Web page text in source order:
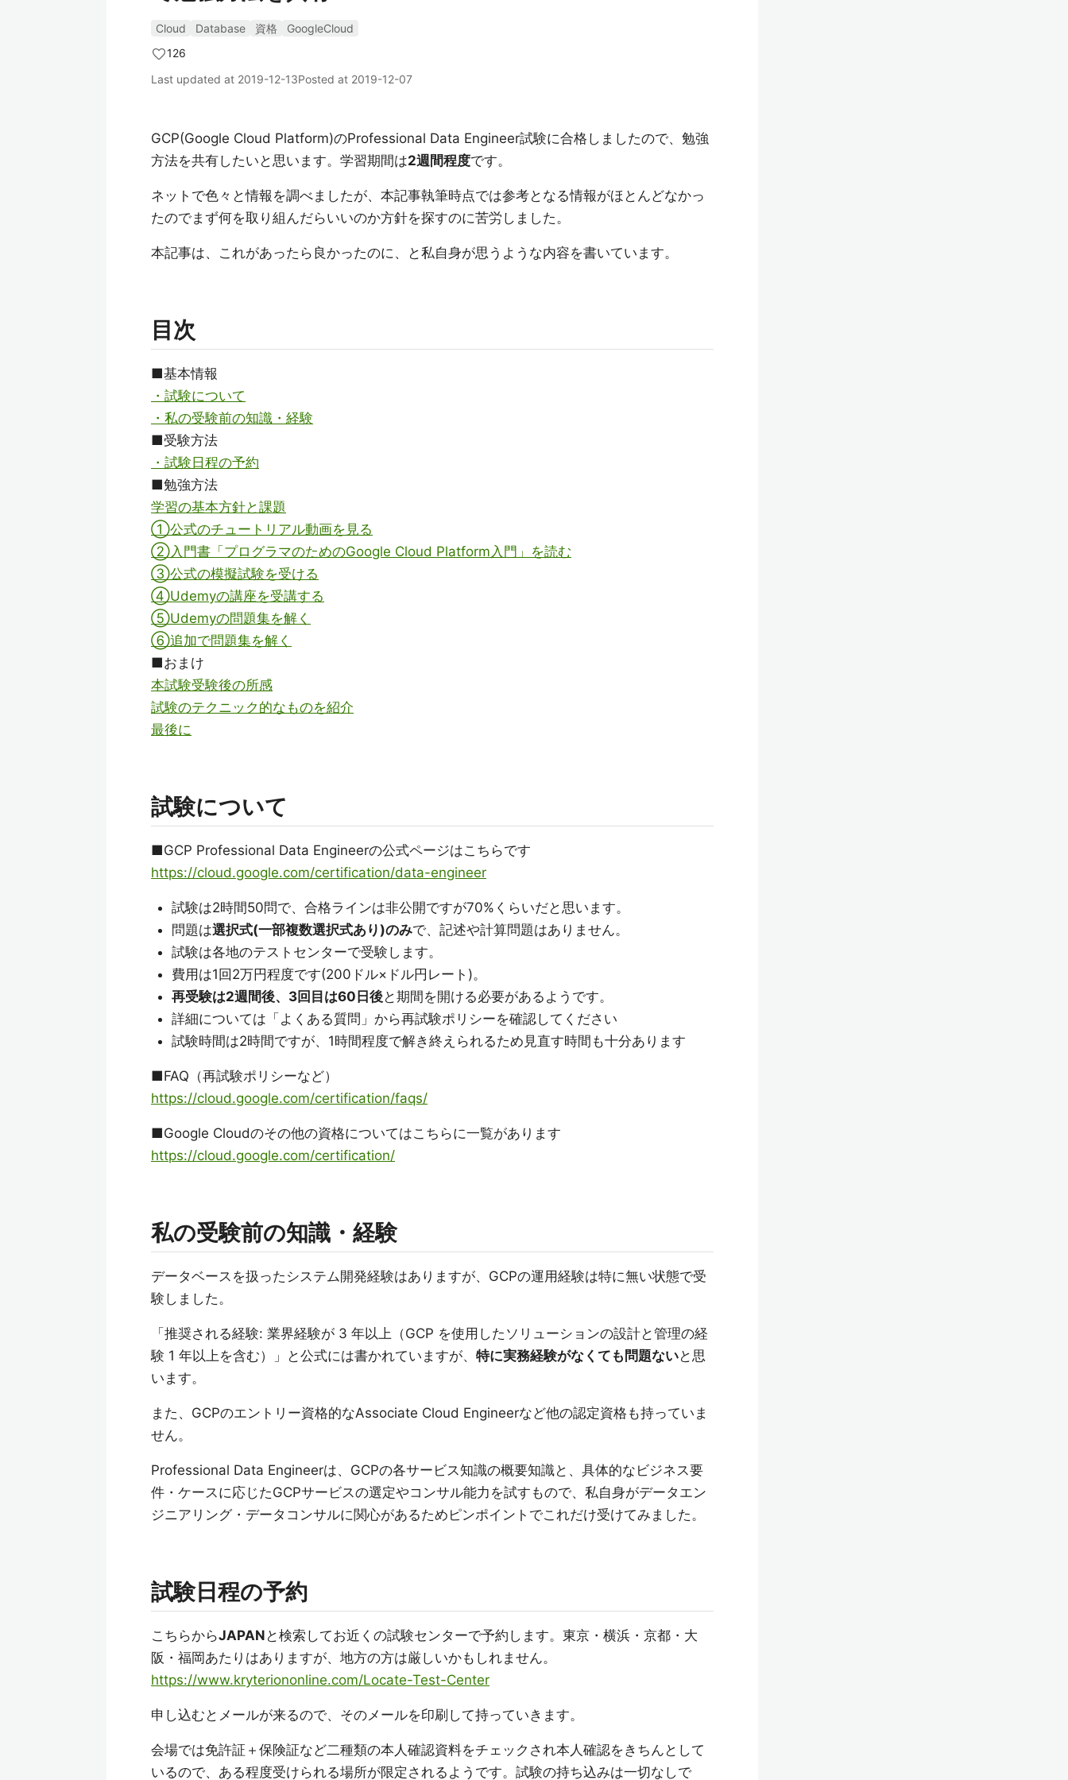
Cloud Database 資格
GoogleCloud
126
Last updated at 2019-12-13Posted at 2019-12-07
GCP(Google Cloud Platform)のProfessional Data Engineer試験に合格しましたので、勉強
方法を共有したいと思います。学習期間は2週間程度です。
ネットで色々と情報を調べましたが、本記事執筆時点では参考となる情報がほとんどなかっ
たのでまず何を取り組んだらいいのか方針を探すのに苦労しました。
本記事は、これがあったら良かったのに、と私自身が思うような内容を書いています。
目次
■基本情報
・試験について
・私の受験前の知識・経験
■受験方法
・試験日程の予約
■勉強方法
学習の基本方針と課題
①公式のチュートリアル動画を見る
②入門書「プログラマのためのGoogle Cloud Platform入門」を読む
③公式の模擬試験を受ける
④Udemyの講座を受講する
⑤Udemyの問題集を解く
⑥追加で問題集を解く
■おまけ
本試験受験後の所感
試験のテクニック的なものを紹介
最後に
試験について
■GCP Professional Data Engineerの公式ページはこちらです
https://cloud.google.com/certification/data-engineer
試験は2時間50問で、合格ラインは非公開ですが70%くらいだと思います。
問題は選択式(一部複数選択式あり)のみで、記述や計算問題はありません。
試験は各地のテストセンターで受験します。
費用は1回2万円程度です(200ドル×ドル円レート)。
再受験は2週間後、3回目は60日後と期間を開ける必要があるようです。
詳細については「よくある質問」から再試験ポリシーを確認してください
試験時間は2時間ですが、1時間程度で解き終えられるため見直す時間も十分あります
■FAQ（再試験ポリシーなど）
https://cloud.google.com/certification/faqs/
■Google Cloudのその他の資格についてはこちらに一覧があります
https://cloud.google.com/certification/
私の受験前の知識・経験
データベースを扱ったシステム開発経験はありますが、GCPの運用経験は特に無い状態で受
験しました。
「推奨される経験: 業界経験が 3 年以上（GCP を使用したソリューションの設計と管理の経
験 1 年以上を含む）」と公式には書かれていますが、 特に実務経験がなくても問題ないと思
います。
また、GCPのエントリー資格的なAssociate Cloud Engineerなど他の認定資格も持っていま
せん。
Professional Data Engineerは、GCPの各サービス知識の概要知識と、具体的なビジネス要
件・ケースに応じたGCPサービスの選定やコンサル能力を試すもので、私自身がデータエン
ジニアリング・データコンサルに関心があるためピンポイントでこれだけ受けてみました。
試験日程の予約
こちらからJAPAN と検索してお近くの試験センターで予約します。東京・横浜・京都・大
阪・福岡あたりはありますが、地方の方は厳しいかもしれません。
https://www.kryteriononline.com/Locate-Test-Center
申し込むとメールが来るので、そのメールを印刷して持っていきます。
会場では免許証＋保険証など二種類の本人確認資料をチェックされ本人確認をきちんとして
いるので、ある程度受けられる場所が限定されるようです。試験の持ち込みは一切なしで